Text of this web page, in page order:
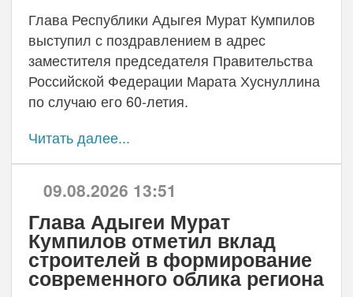
Глава Республики Адыгея Мурат Кумпилов
выступил с поздравлением в адрес
заместителя председателя Правительства
Российской Федерации Марата Хуснуллина
по случаю его 60-летия.
Читать далее...
09.08.2026 13:51
Глава Адыгеи Мурат
Кумпилов отметил вклад
строителей в формирование
современного облика региона